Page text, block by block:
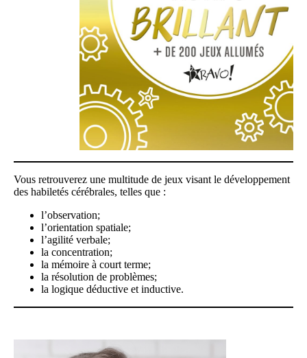
Vous retrouverez une multitude de jeux visant le développement
des habiletés cérébrales, telles que :
l’observation;
l’orientation spatiale;
l’agilité verbale;
la concentration;
la mémoire à court terme;
la résolution de problèmes;
la logique déductive et inductive.